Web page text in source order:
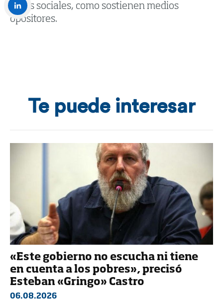
obras sociales, como sostienen medios
opositores.
Te puede interesar
«Este gobierno no escucha ni tiene
en cuenta a los pobres», precisó
Esteban «Gringo» Castro
06.08.2026